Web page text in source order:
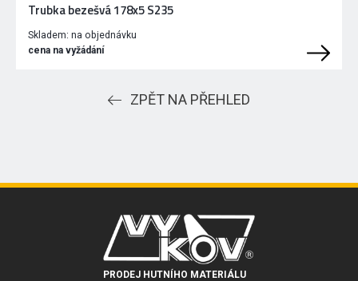
Trubka bezešvá 178x5 S235
Skladem: na objednávku
cena na vyžádání
ZPĚT NA PŘEHLED
PRODEJ HUTNÍHO MATERIÁLU